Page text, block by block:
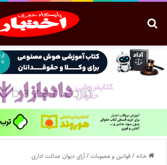
خانه/قوانین و مصوبات/آرای دیوان عدالت اداری